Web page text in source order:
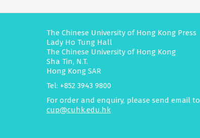
The Chinese University of Hong Kong Press
Lady Ho Tung Hall
The Chinese University of Hong Kong
Sha Tin, N.T.
Hong Kong SAR
Tel: +852 3943 9800
For order and enquiry, please send email to
cup@cuhk.edu.hk